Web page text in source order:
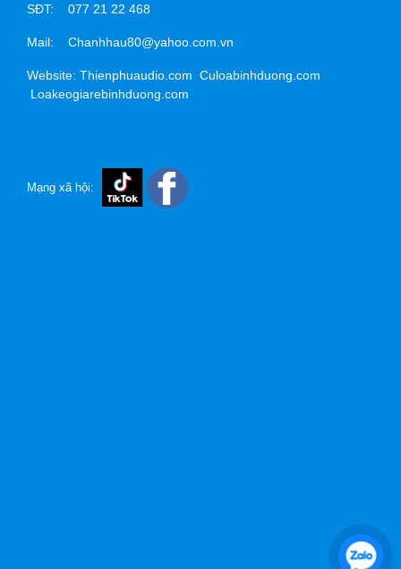
SĐT: 077 21 22 468
Mail: Chanhhau80@yahoo.com.vn
Website: Thienphuaudio.com Culoabinhduong.com
Loakeogiarebinhduong.com
Mạng xã hội: